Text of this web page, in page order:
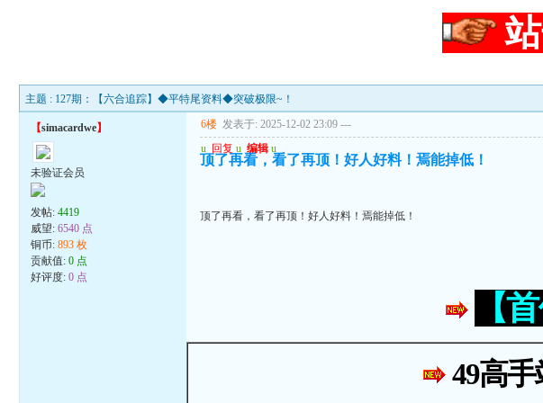
主题 : 127期：【六合追踪】◆平特尾资料◆突破极限~！
【simacardwe】
未验证会员
发帖:4419
威望:6540 点
铜币:893 枚
贡献值:0 点
好评度:0 点
6楼 发表于: 2025-12-02 23:09 ---
u 回复 u 编辑 u
顶了再看，看了再顶！好人好料！焉能掉低！
顶了再看，看了再顶！好人好料！焉能掉低！
【
49高